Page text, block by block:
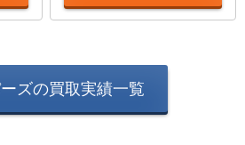
ーズの買取実績一覧